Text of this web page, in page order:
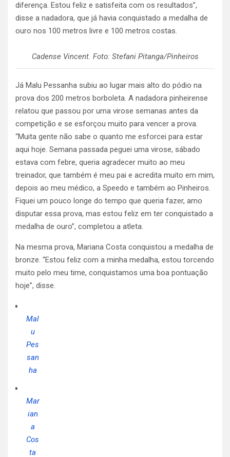
diferença. Estou feliz e satisfeita com os resultados”,
disse a nadadora, que já havia conquistado a medalha de
ouro nos 100 metros livre e 100 metros costas.
Cadense Vincent. Foto: Stefani Pitanga/Pinheiros
Já Malu Pessanha subiu ao lugar mais alto do pódio na
prova dos 200 metros borboleta. A nadadora pinheirense
relatou que passou por uma virose semanas antes da
competição e se esforçou muito para vencer a prova.
“Muita gente não sabe o quanto me esforcei para estar
aqui hoje. Semana passada peguei uma virose, sábado
estava com febre, queria agradecer muito ao meu
treinador, que também é meu pai e acredita muito em mim,
depois ao meu médico, a Speedo e também ao Pinheiros.
Fiquei um pouco longe do tempo que queria fazer, amo
disputar essa prova, mas estou feliz em ter conquistado a
medalha de ouro”, completou a atleta.
Na mesma prova, Mariana Costa conquistou a medalha de
bronze. “Estou feliz com a minha medalha, estou torcendo
muito pelo meu time, conquistamos uma boa pontuação
hoje”, disse.
Mal
u
Pes
san
ha
Mar
ian
a
Cos
ta